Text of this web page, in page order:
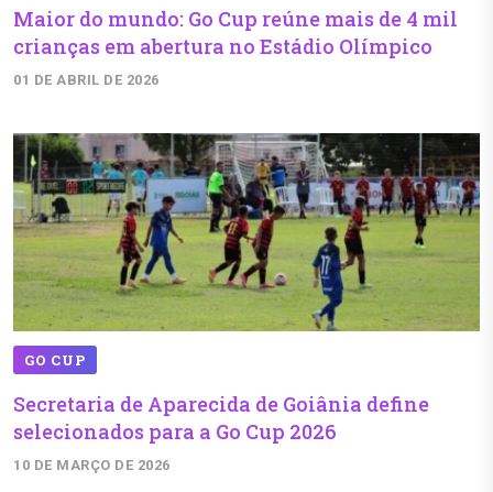
Maior do mundo: Go Cup reúne mais de 4 mil
crianças em abertura no Estádio Olímpico
01 DE ABRIL DE 2026
GO CUP
Secretaria de Aparecida de Goiânia define
selecionados para a Go Cup 2026
10 DE MARÇO DE 2026